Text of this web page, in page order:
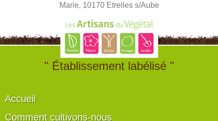
Marie, 10170 Etrelles s/Aube
" Établissement labélisé "
Accueil
Comment cultivons-nous